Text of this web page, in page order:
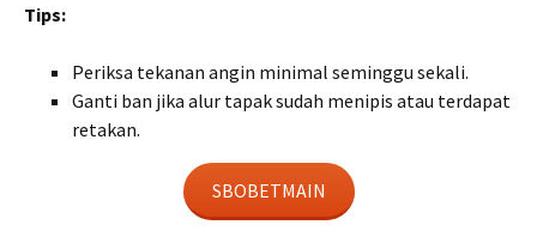
Tips:
Periksa tekanan angin minimal seminggu sekali.
Ganti ban jika alur tapak sudah menipis atau terdapat
retakan.
SBOBETMAIN